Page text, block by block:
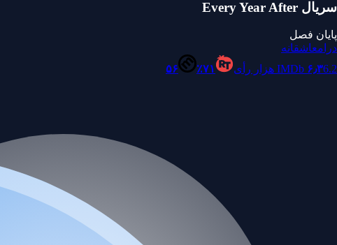
سریال Every Year After
پایان فصل
درامعاشقانه
IMDb ۶٫۳6.2 هزار رأی ۷۱٪ ۵۶